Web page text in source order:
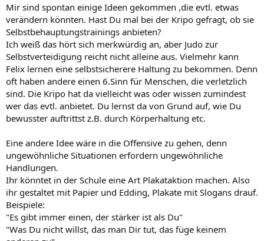
Mir sind spontan einige Ideen gekommen ,die evtl. etwas
verändern könnten. Hast Du mal bei der Kripo gefragt, ob sie
Selbstbehauptungstrainings anbieten?
Ich weiß das hört sich merkwürdig an, aber Judo zur
Selbstverteidigung reicht nicht alleine aus. Vielmehr kann
Felix lernen eine selbstsicherere Haltung zu bekommen. Denn
oft haben andere einen 6.Sinn für Menschen, die verletzlich
sind. Die Kripo hat da vielleicht was oder wissen zumindest
wer das evtl. anbietet. Du lernst da von Grund auf, wie Du
bewusster auftrittst z.B. durch Körperhaltung etc.
Eine andere Idee wäre in die Offensive zu gehen, denn
ungewöhnliche Situationen erfordern ungewöhnliche
Handlungen.
Ihr könntet in der Schule eine Art Plakataktion machen. Also
ihr gestaltet mit Papier und Edding, Plakate mit Slogans drauf.
Beispiele:
"Es gibt immer einen, der stärker ist als Du"
"Was Du nicht willst, das man Dir tut, das füge keinem